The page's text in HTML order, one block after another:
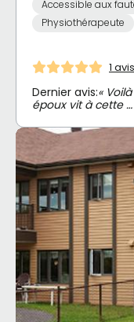
Accessible aux
Physiothérapeute
1 avis
Dernier avis:«
époux vit à cette …